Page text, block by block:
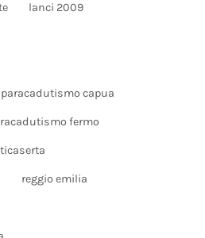
lanci 2009
paracadutismo capua
fermo
reggio emilia